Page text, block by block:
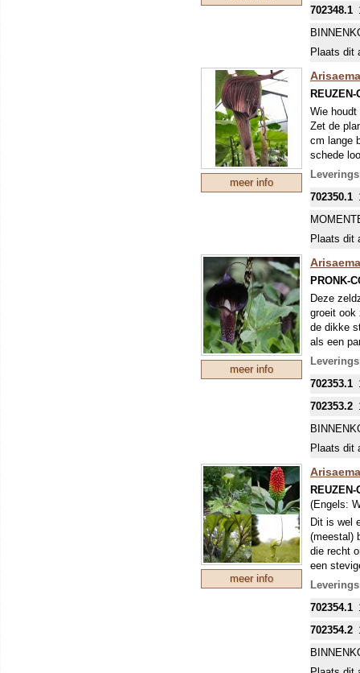
kleur.
echter
702348.1
Plaats dit
meer info
REUZEN-
Wie
Zet de
cm lange
schede
Binnenin
randen
de
winterdek
702350.1
Plaats dit
meer info
PRONK-
Deze
groeit ook
de dikke
als een
prima
702353.1
702353.2
Plaats dit
meer info
REUZEN-
(Engels:
Dit is wel
(meestal)
die recht
een
vindt dit
702354.1
702354.2